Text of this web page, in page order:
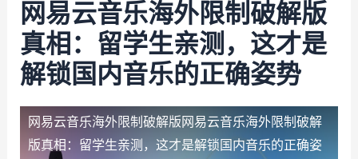
网易云音乐海外限制破解版
真相：留学生亲测，这才是
解锁国内音乐的正确姿势
网易云音乐海外限制破解版网易云音乐海外限制破解
版真相：留学生亲测，这才是解锁国内音乐的正确姿